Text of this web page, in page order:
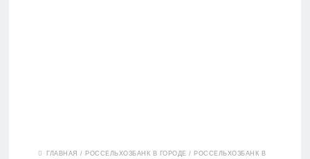
ГЛАВНАЯ / РОССЕЛЬХОЗБАНК В ГОРОДЕ / РОССЕЛЬХОЗБАНК В